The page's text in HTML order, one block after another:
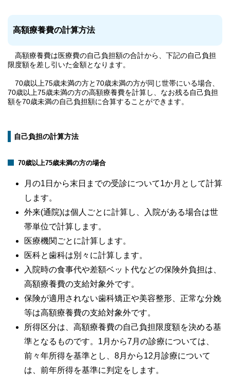
高額療養費の計算方法
高額療養費は医療費の自己負担額の合計から、下記の自己負担
限度額を差し引いた金額となります。
70歳以上75歳未満の方と70歳未満の方が同じ世帯にいる場合、
70歳以上75歳未満の方の高額療養費を計算し、なお残る自己負担
額を70歳未満の自己負担額に合算することができます。
自己負担の計算方法
70歳以上75歳未満の方の場合
月の1日から末日までの受診について1か月として計算
します。
外来(通院)は個人ごとに計算し、入院がある場合は世
帯単位で計算します。
医療機関ごとに計算します。
医科と歯科は別々に計算します。
入院時の食事代や差額ベット代などの保険外負担は、
高額療養費の支給対象外です。
保険が適用されない歯科矯正や美容整形、正常な分娩
等は高額療養費の支給対象外です。
所得区分は、高額療養費の自己負担限度額を決める基
準となるものです。1月から7月の診療については、
前々年所得を基準とし、8月から12月診療について
は、前年所得を基準に判定をします。